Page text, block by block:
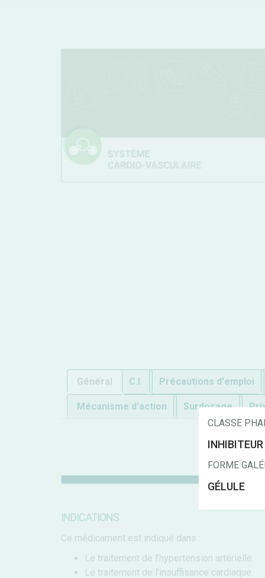
Général C.I. Précautions d'emploi
Mécanisme d'action Surdosage
INDICATIONS
Ce médicament est indiqué dans :
Le traitement de l’hypertension artérielle.
Le traitement de l’insuffisance cardiaque.
CLASSE
FORME
GÉLULE